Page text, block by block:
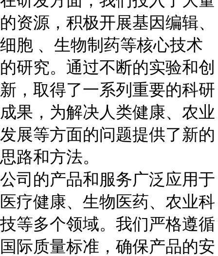
的资源，积极开展基因编辑、
细胞 、生物制药等核心技术
的研究。通过不断的实验和创
新，取得了一系列重要的科研
成果，为解决人类健康、农业
发展等方面的问题提供了新的
思路和方法。
公司的产品和服务广泛应用于
医疗健康、生物医药、农业科
技等多个领域。我们严格遵循
国际质量标准，确保产品的安